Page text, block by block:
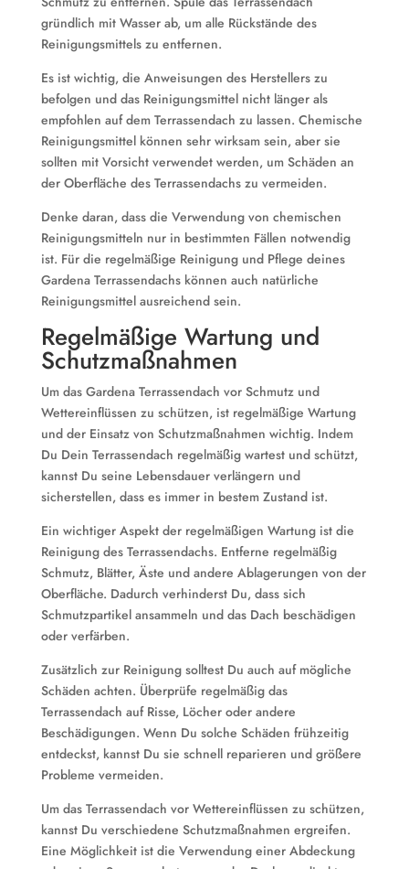
gründlich mit Wasser ab, um alle Rückstände des
Reinigungsmittels zu entfernen.
Es ist wichtig, die Anweisungen des Herstellers zu
befolgen und das Reinigungsmittel nicht länger als
empfohlen auf dem Terrassendach zu lassen. Chemische
Reinigungsmittel können sehr wirksam sein, aber sie
sollten mit Vorsicht verwendet werden, um Schäden an
der Oberfläche des Terrassendachs zu vermeiden.
Denke daran, dass die Verwendung von chemischen
Reinigungsmitteln nur in bestimmten Fällen notwendig
ist. Für die regelmäßige Reinigung und Pflege deines
Gardena Terrassendachs können auch natürliche
Reinigungsmittel ausreichend sein.
Regelmäßige Wartung und
Schutzmaßnahmen
Um das Gardena Terrassendach vor Schmutz und
Wettereinflüssen zu schützen, ist regelmäßige Wartung
und der Einsatz von Schutzmaßnahmen wichtig. Indem
Du Dein Terrassendach regelmäßig wartest und schützt,
kannst Du seine Lebensdauer verlängern und
sicherstellen, dass es immer in bestem Zustand ist.
Ein wichtiger Aspekt der regelmäßigen Wartung ist die
Reinigung des Terrassendachs. Entferne regelmäßig
Schmutz, Blätter, Äste und andere Ablagerungen von der
Oberfläche. Dadurch verhinderst Du, dass sich
Schmutzpartikel ansammeln und das Dach beschädigen
oder verfärben.
Zusätzlich zur Reinigung solltest Du auch auf mögliche
Schäden achten. Überprüfe regelmäßig das
Terrassendach auf Risse, Löcher oder andere
Beschädigungen. Wenn Du solche Schäden frühzeitig
entdeckst, kannst Du sie schnell reparieren und größere
Probleme vermeiden.
Um das Terrassendach vor Wettereinflüssen zu schützen,
kannst Du verschiedene Schutzmaßnahmen ergreifen.
Eine Möglichkeit ist die Verwendung einer Abdeckung